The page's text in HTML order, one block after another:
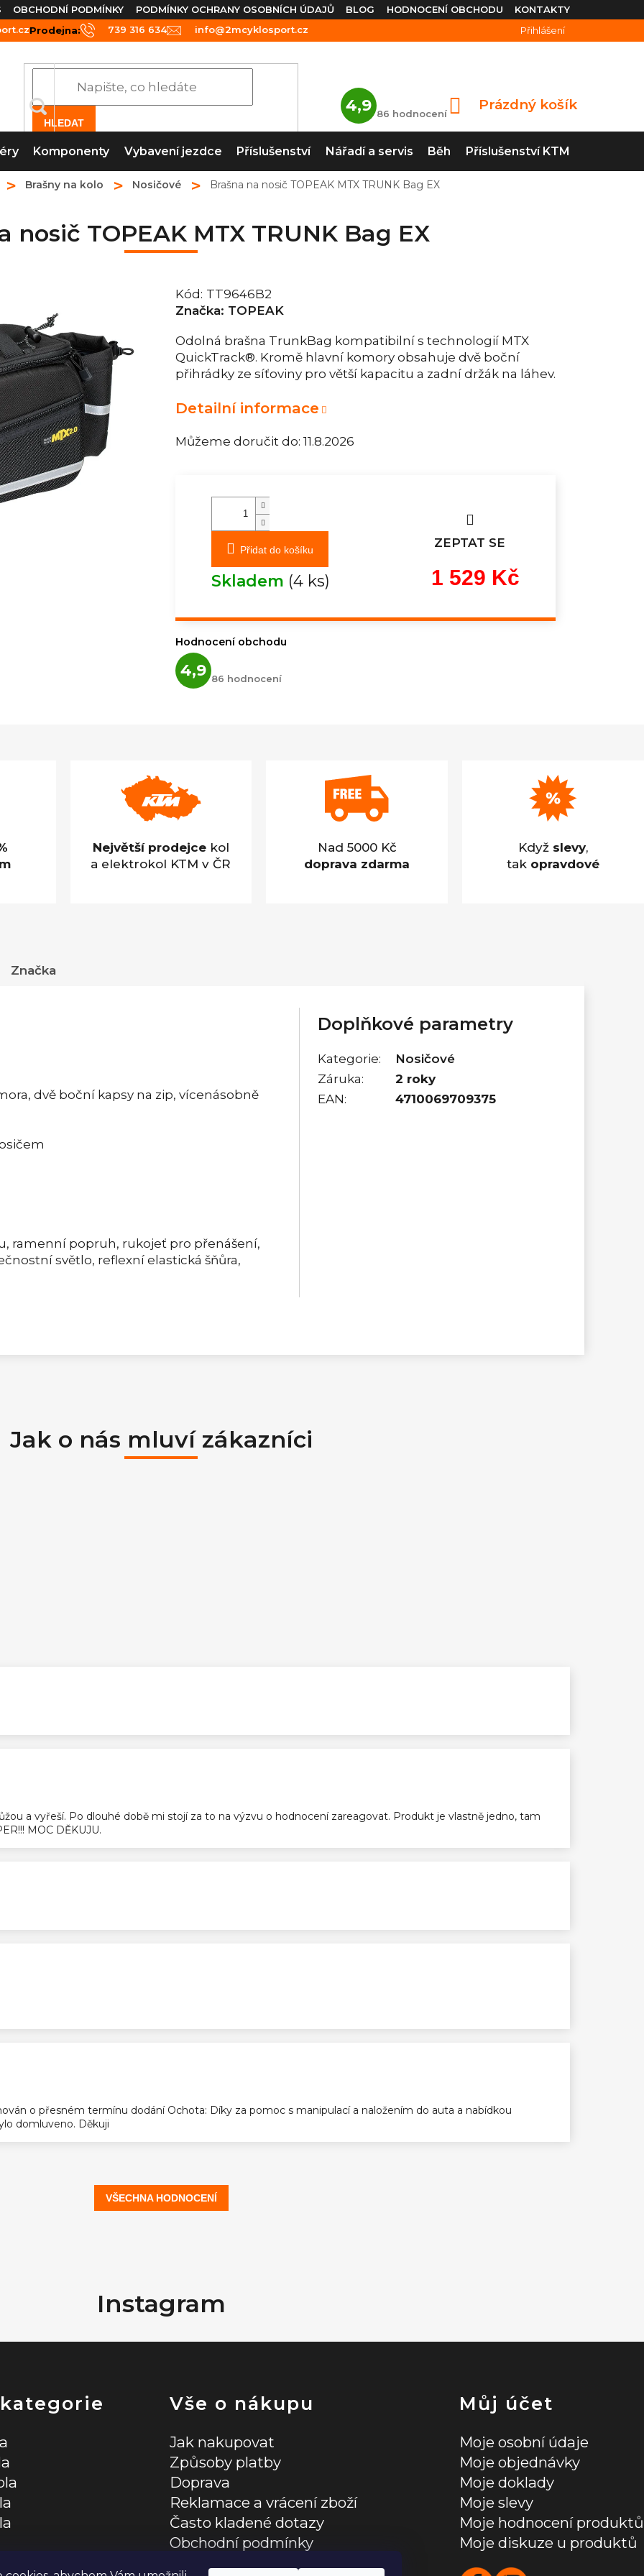
OBCHODNÍ PODMÍNKY PODMÍNKY OCHRANY OSOBNÍCH ÚDAJŮ BLOG KONTAKTY
HODNOCENÍ OBCHODU
Prodejna: 739 316 634 info@2mcyklosport.cz Přihlášení
HLEDAT
4,9
Průměrné
hodnocení
je
4,9
5
86 hodnocení
NÁKUPNÍ
Prázdný košík
Komponenty Vybavení jezdce Příslušenství Nářadí a servis Běh Příslušenství KTM
Brašny na kolo Nosičové Brašna na nosič TOPEAK MTX TRUNK Bag EX
nosič TOPEAK MTX TRUNK Bag EX
Kód: TT9646B2
Značka: TOPEAK
Můžeme doručit do: 11.8.2026
Odolná brašna TrunkBag kompatibilní s technologií MTX
QuickTrack®. Kromě hlavní komory obsahuje dvě boční
přihrádky ze síťoviny pro větší kapacitu a zadní držák na láhev.
Detailní informace
Přidat do košíku
ZEPTAT SE
Skladem (4 ks) 1 529 Kč
cena:
Hodnocení obchodu
4,9 hodnocení
obchodu
86 hodnocení
Největší prodejcekol
a elektrokol KTM v ČR
Nad 5000 Kč
doprava zdarma
Když slevy,
tak opravdové
Značka
dvě boční kapsy na zip, vícenásobně
ramenní popruh, rukojeť pro přenášení,
světlo, reflexní elastická šňůra,
Doplňkové parametry
Kategorie:
Nosičové
Záruka:
2 roky
EAN: 4710069709375
Jak o nás mluví zákazníci
a vyřeší. Po dlouhé době mi stojí za to na výzvu o hodnocení zareagovat. Produkt je vlastně jedno, tam
MOC DĚKUJU.
o přesném termínu dodání Ochota: Díky za pomoc s manipulací a naložením do auta a nabídkou
domluveno. Děkuji
VŠECHNA HODNOCENÍ
Instagram
Vše o nákupu
Jak nakupovat
Způsoby platby
Doprava
Reklamace a vrácení zboží
Často kladené dotazy
Obchodní podmínky
Můj účet
Moje osobní údaje
Moje objednávky
Moje doklady
Moje slevy
Moje hodnocení produktů
Moje diskuze u produktů